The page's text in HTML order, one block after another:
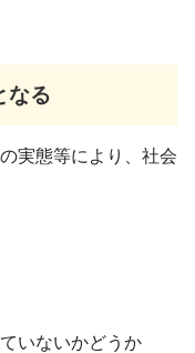
なる
実態等により、社会
いないかどうか